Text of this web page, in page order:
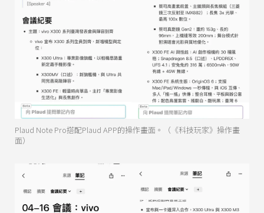
Plaud Note Pro搭配Plaud APP的操作畫面。（《科技玩家》操作畫
面）